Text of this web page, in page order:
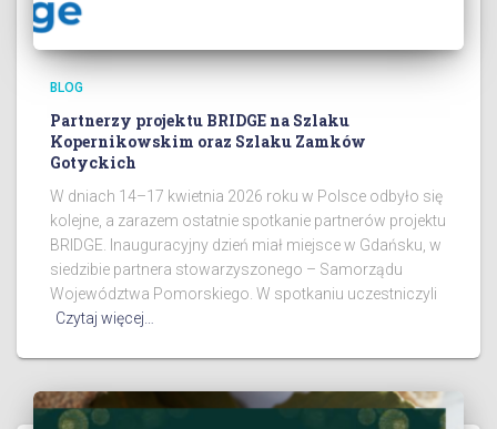
BLOG
Partnerzy projektu BRIDGE na Szlaku
Kopernikowskim oraz Szlaku Zamków
Gotyckich
W dniach 14–17 kwietnia 2026 roku w Polsce odbyło się
kolejne, a zarazem ostatnie spotkanie partnerów projektu
BRIDGE. Inauguracyjny dzień miał miejsce w Gdańsku, w
siedzibie partnera stowarzyszonego – Samorządu
Województwa Pomorskiego. W spotkaniu uczestniczyli
Czytaj więcej…